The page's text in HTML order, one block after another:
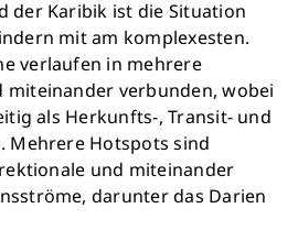
der Karibik ist die Situation
mit am komplexesten.
verlaufen in mehrere
miteinander verbunden, wobei
als Herkunfts-, Transit- und
Mehrere Hotspots sind
und miteinander
darunter das Darien